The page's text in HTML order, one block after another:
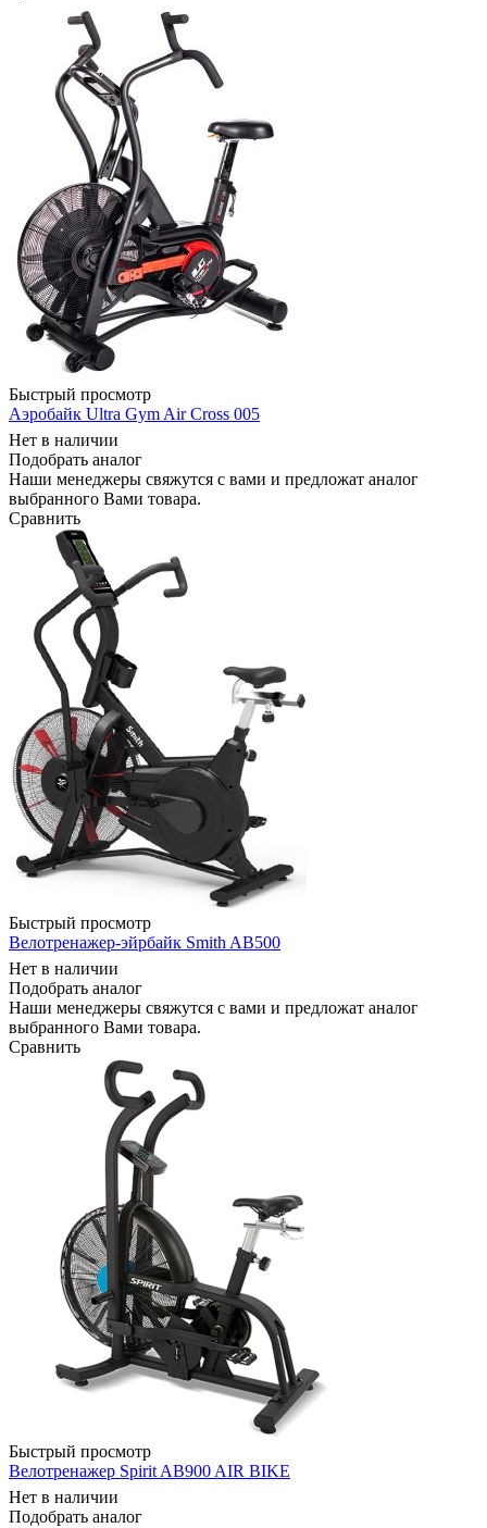
Быстрый просмотр
Аэробайк Ultra Gym Air Cross 005
Нет в наличии
Подобрать аналог
Наши менеджеры свяжутся с вами и предложат аналог
выбранного Вами товара.
Сравнить
Быстрый просмотр
Велотренажер-эйрбайк Smith AB500
Нет в наличии
Подобрать аналог
Наши менеджеры свяжутся с вами и предложат аналог
выбранного Вами товара.
Сравнить
Быстрый просмотр
Велотренажер Spirit AB900 AIR BIKE
Нет в наличии
Подобрать аналог